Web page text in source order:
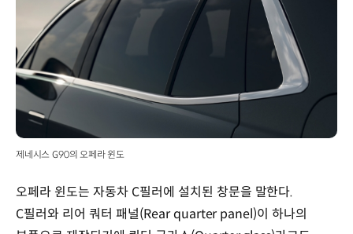
제네시스 G90의 오페라 윈도
오페라 윈도는 자동차 C필러에 설치된 창문을 말한다.
C필러와 리어 쿼터 패널(Rear quarter panel)이 하나의